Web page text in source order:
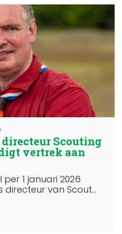
directeur Scouting
vertrek aan
1 januari 2026
van Scout...